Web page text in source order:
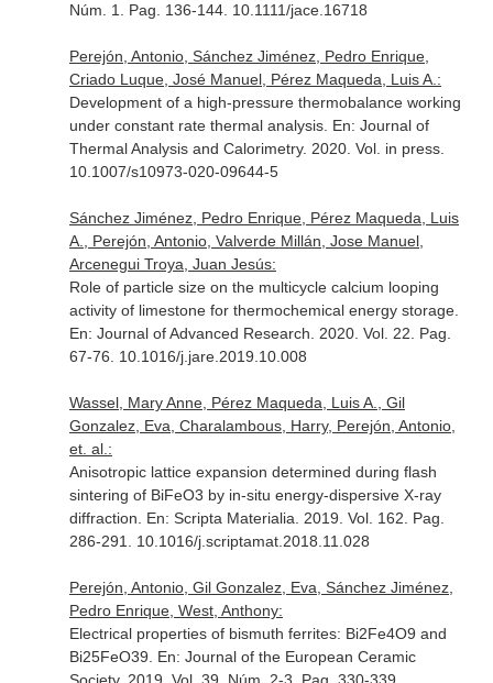
Núm. 1. Pag. 136-144. 10.1111/jace.16718
Perejón, Antonio, Sánchez Jiménez, Pedro Enrique,
Criado Luque, José Manuel, Pérez Maqueda, Luis A.:
Development of a high-pressure thermobalance working
under constant rate thermal analysis. En: Journal of
Thermal Analysis and Calorimetry. 2020. Vol. in press.
10.1007/s10973-020-09644-5
Sánchez Jiménez, Pedro Enrique, Pérez Maqueda, Luis
A., Perejón, Antonio, Valverde Millán, Jose Manuel,
Arcenegui Troya, Juan Jesús:
Role of particle size on the multicycle calcium looping
activity of limestone for thermochemical energy storage.
En: Journal of Advanced Research . 2020. Vol. 22. Pag.
67-76. 10.1016/j.jare.2019.10.008
Wassel, Mary Anne, Pérez Maqueda, Luis A., Gil
Gonzalez, Eva, Charalambous, Harry, Perejón, Antonio,
et. al.:
Anisotropic lattice expansion determined during flash
sintering of BiFeO3 by in-situ energy-dispersive X-ray
diffraction. En: Scripta Materialia . 2019. Vol. 162. Pag.
286-291. 10.1016/j.scriptamat.2018.11.028
Perejón, Antonio, Gil Gonzalez, Eva, Sánchez Jiménez,
Pedro Enrique, West, Anthony:
Electrical properties of bismuth ferrites: Bi2Fe4O9 and
Bi25FeO39. En: Journal of the European Ceramic